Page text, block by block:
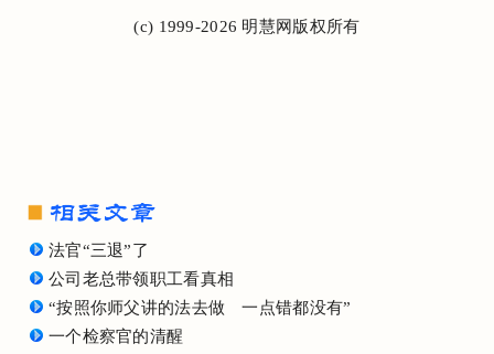
(c) 1999-2026 明慧网版权所有
法官“三退”了
公司老总带领职工看真相
“按照你师父讲的法去做 一点错都没有”
一个检察官的清醒